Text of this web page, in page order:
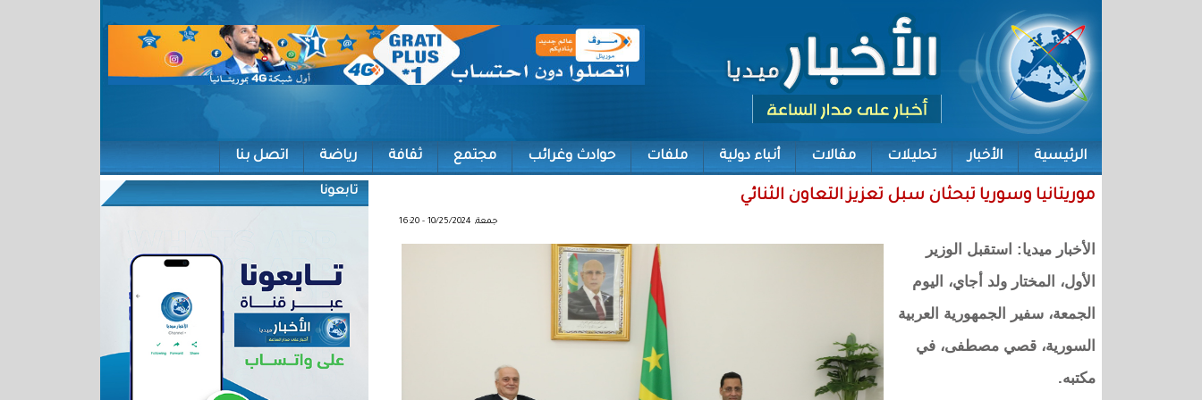
الرئيسية الأخبار تحليلات مقالات أنباء دولية ملفات حوادث وغرائب مجتمع ثقافة رياضة اتصل بنا
موريتانيا وسوريا تبحثان سبل تعزيز التعاون الثنائي
جمعة, 10/25/2024 - 16:20
الأخبار ميديا: استقبل الوزير
الأول، المختار ولد أجاي، اليوم
الجمعة، سفير الجمهورية العربية
السورية، قصي مصطفى، في
مكتبه.
تابعونا